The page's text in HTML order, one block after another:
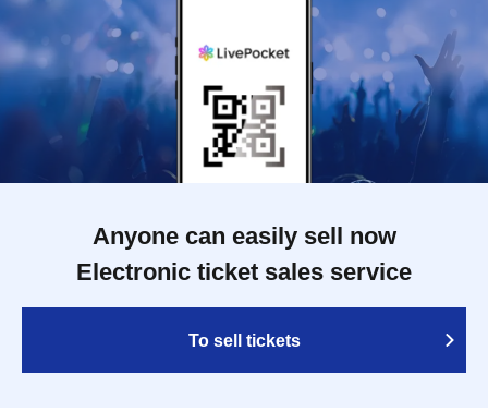
Anyone can easily sell now
Electronic ticket sales service
To sell tickets